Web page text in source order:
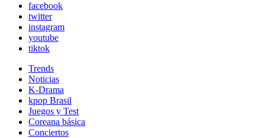
facebook
twitter
instagram
youtube
tiktok
Trends
Noticias
K-Drama
kpop Brasil
Juegos y Test
Coreana básica
Conciertos